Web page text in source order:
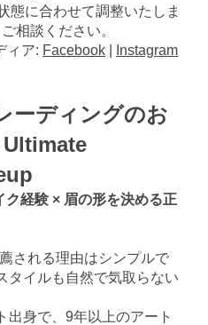
態に合わせて調整いたしま
相談ください。
ィア: Facebook
Instagram
ーディングのお
経験 × 眉の形を決める正
される理由はシンプルで
タイルも自然で気取らない
出身で、9年以上のアート